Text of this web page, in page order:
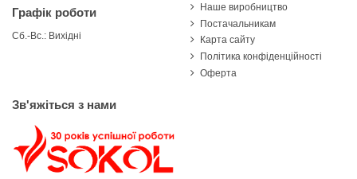
Графік роботи
Сб.-Вс.: Вихідні
Наше виробництво
Постачальникам
Карта сайту
Політика конфіденційності
Оферта
Зв'яжіться з нами